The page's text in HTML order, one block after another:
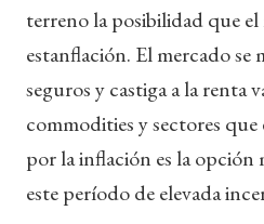
terreno la posibilidad que
estanflación. El mercado se
seguros y castiga a la renta
commodities y sectores
por la inflación es la opción
este período de elevada